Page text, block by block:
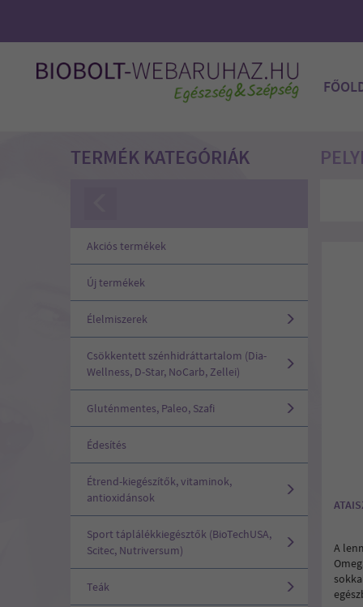
TERMÉK KATEGÓRIÁK
Akciós termékek
Új termékek
Élelmiszerek
Csökkentett szénhidráttartalom (Dia-
Wellness, D-Star, NoCarb, Zellei)
Gluténmentes, Paleo, Szafi
Édesítés
Étrend-kiegészítők, vitaminok,
antioxidánsok
Sport táplálékkiegésztők (BioTechUSA,
Scitec, Nutriversum)
Teák
A